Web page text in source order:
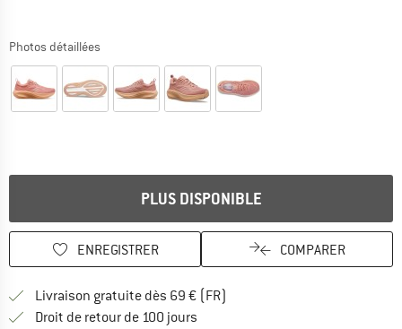
Photos détaillées
PLUS DISPONIBLE
ENREGISTRER COMPARER
Livraison gratuite dès 69 € (FR)
Droit de retour de 100 jours